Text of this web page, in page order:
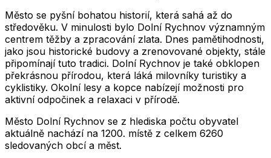
Město se pyšní bohatou historií, která sahá až do
středověku. V minulosti bylo Dolní Rychnov významným
centrem těžby a zpracování zlata. Dnes pamětihodnosti,
jako jsou historické budovy a zrenovované objekty, stále
připomínají tuto tradici. Dolní Rychnov je také obklopen
překrásnou přírodou, která láká milovníky turistiky a
cyklistiky. Okolní lesy a kopce nabízejí možnosti pro
aktivní odpočinek a relaxaci v přírodě.
Město Dolní Rychnov se z hlediska počtu obyvatel
aktuálně nachází na 1200. místě z celkem 6260
sledovaných obcí a měst.